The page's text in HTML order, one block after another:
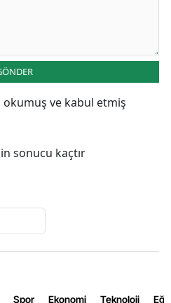
okumuş ve kabul etmiş
sonucu kaçtır
Spor Ekonomi Teknoloji